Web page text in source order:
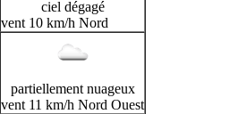
ciel dégagé
vent 10 km/h Nord
partiellement nuageux
vent 11 km/h Nord Ouest